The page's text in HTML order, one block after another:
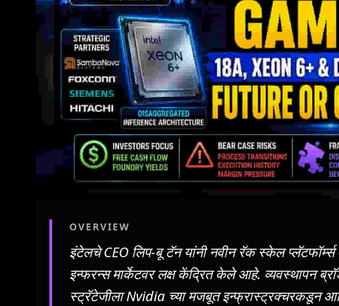
OVERVIEW
इंटेलचे CEO लिप-बू टॅन यांनी नवीन रॅक स्केल
इन्फरन्स मार्केटवर लक्ष केंद्रित केले आहे. व्यवस्थापन
स्ट्रॅटेजीला Nvidia च्या मजबूत इन्फ्रास्ट्रक्चरकडून